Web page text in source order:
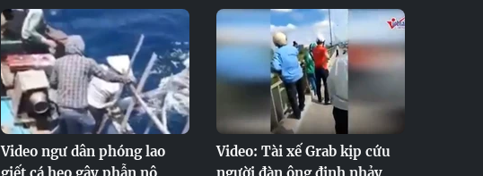
Video ngư dân phóng lao
Video: Tài xế Grab kịp cứu